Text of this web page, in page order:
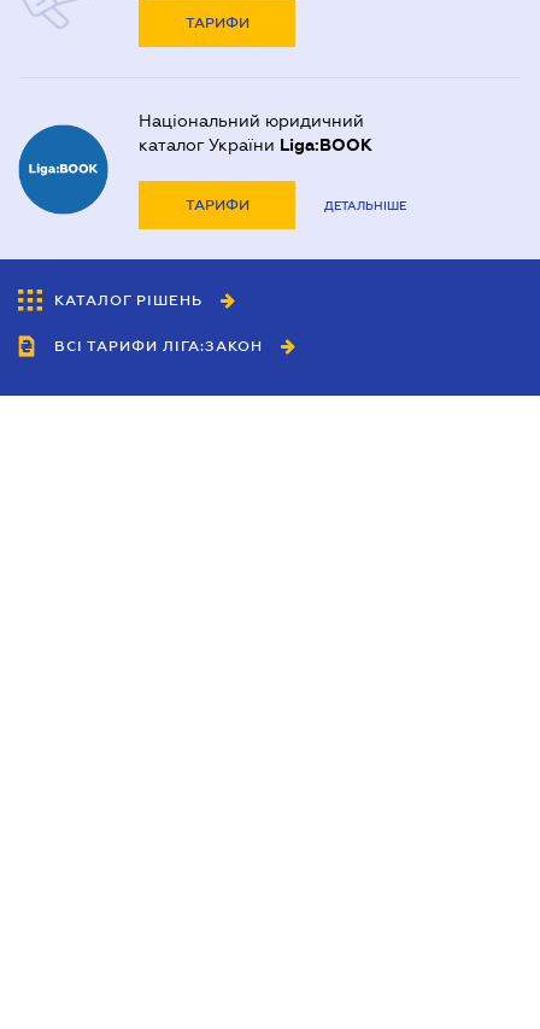
ТАРИФИ
Національний юридичний
каталог України Liga:BOOK
ТАРИФИ ДЕТАЛЬНІШЕ
КАТАЛОГ РІШЕНЬ
ВСІ ТАРИФИ ЛІГА:ЗАКОН